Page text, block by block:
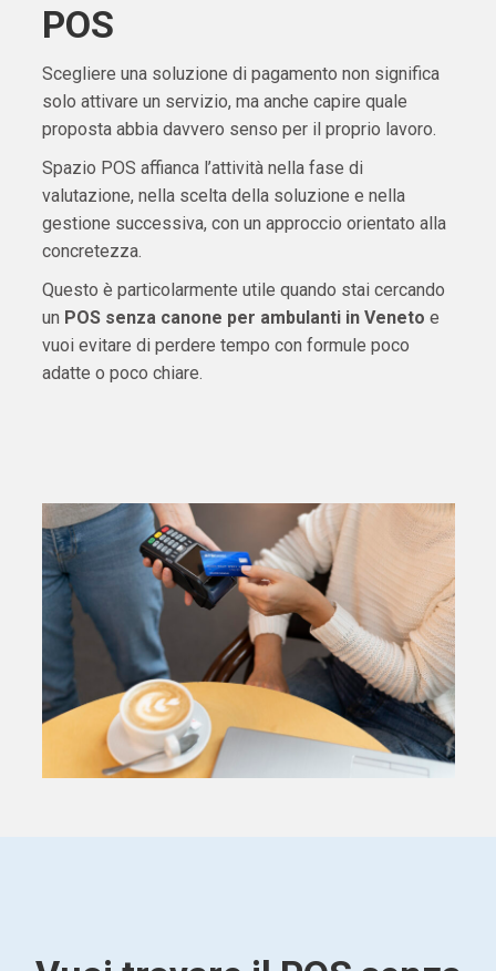
POS
Scegliere una soluzione di pagamento non significa
solo attivare un servizio, ma anche capire quale
proposta abbia davvero senso per il proprio lavoro.
Spazio POS affianca l’attività nella fase di
valutazione, nella scelta della soluzione e nella
gestione successiva, con un approccio orientato alla
concretezza.
Questo è particolarmente utile quando stai cercando
un POS senza canone per ambulanti in Veneto e
vuoi evitare di perdere tempo con formule poco
adatte o poco chiare.